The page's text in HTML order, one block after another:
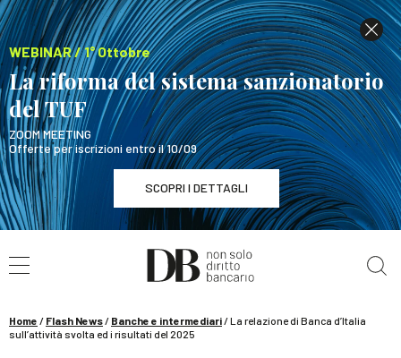
WEBINAR / 1° Ottobre
La riforma del sistema sanzionatorio
del TUF
ZOOM MEETING
Offerte per iscrizioni entro il 10/09
SCOPRI I DETTAGLI
WEBINAR / 1° Ottobre
La riforma del sistema sanzionatorio del TUF
Home / Flash News/ Banche e intermediari/La relazione di Banca d’Italia
sull’attività svolta ed i risultati del 2025